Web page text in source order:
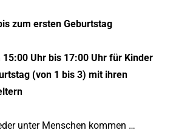
zum ersten Geburtstag
15:00 Uhr bis 17:00 Uhr für Kinder
(von 1 bis 3) mit ihren
unter Menschen kommen …